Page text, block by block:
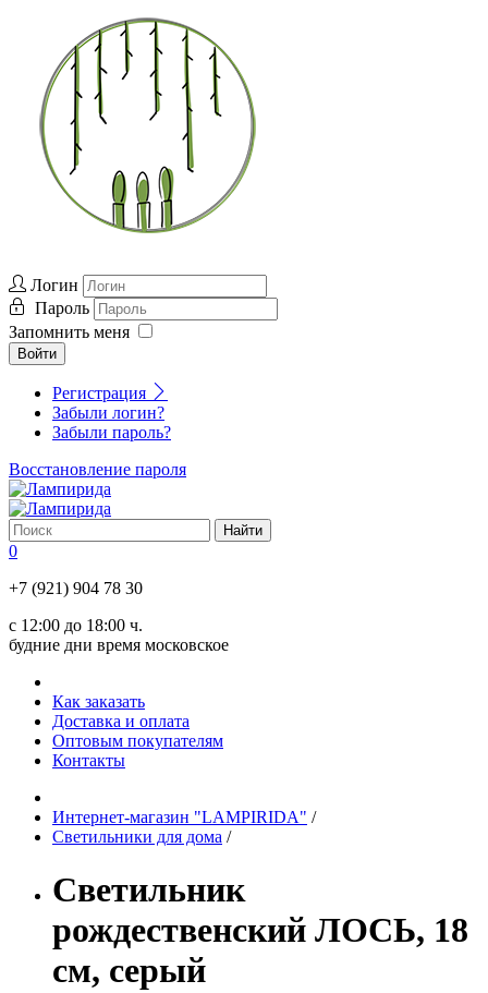
Логин
Пароль
Запомнить меня
Войти
Регистрация
Забыли логин?
Забыли пароль?
Восстановление пароля
0
+7 (921) 904 78 30
с 12:00 до 18:00 ч.
будние дни время московское
Как заказать
Доставка и оплата
Оптовым покупателям
Контакты
Интернет-магазин "LAMPIRIDA" /
Светильники для дома /
Светильник
рождественский ЛОСЬ, 18
см, серый